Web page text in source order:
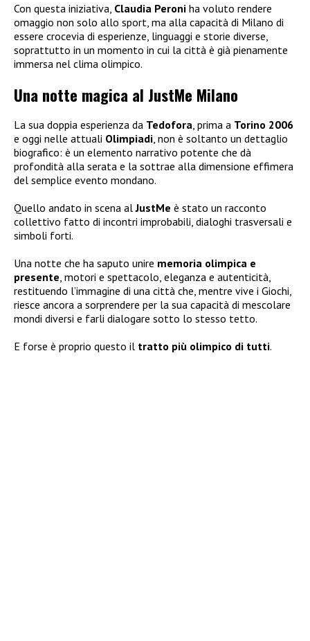
Con questa iniziativa, Claudia Peroni ha voluto rendere
omaggio non solo allo sport, ma alla capacità di Milano di
essere crocevia di esperienze, linguaggi e storie diverse,
soprattutto in un momento in cui la città è già pienamente
immersa nel clima olimpico.
Una notte magica al JustMe Milano
La sua doppia esperienza da Tedofora, prima a Torino 2006
e oggi nelle attuali Olimpiadi, non è soltanto un dettaglio
biografico: è un elemento narrativo potente che dà
profondità alla serata e la sottrae alla dimensione effimera
del semplice evento mondano.
Quello andato in scena alJustMe è stato un racconto
collettivo fatto di incontri improbabili, dialoghi trasversali e
simboli forti.
Una notte che ha saputo unire memoria olimpica e
presente, motori e spettacolo, eleganza e autenticità,
restituendo l’immagine di una città che, mentre vive i Giochi,
riesce ancora a sorprendere per la sua capacità di mescolare
mondi diversi e farli dialogare sotto lo stesso tetto.
E forse è proprio questo il tratto più olimpico di tutti.